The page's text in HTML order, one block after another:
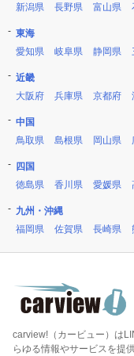
新潟県
長野県 富山県
東海
愛知県
岐阜県 静岡県
近畿
大阪府
兵庫県 京都府
中国
鳥取県
島根県 岡山県
四国
徳島県
香川県 愛媛県
九州・沖縄
福岡県
佐賀県 長崎県
carview!（カービュー）は
らゆる情報やサービスを提